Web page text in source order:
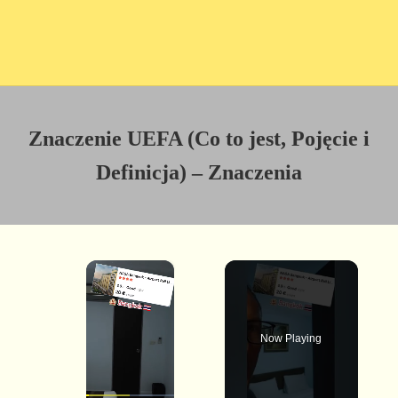
Znaczenie UEFA (Co to jest, Pojęcie i
Definicja) – Znaczenia
×
Now Playing